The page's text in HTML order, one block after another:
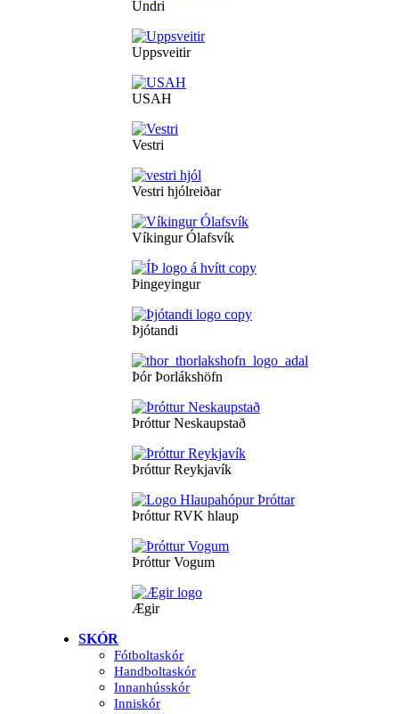
Undri
Uppsveitir
USAH
Vestri
Vestri hjólreiðar
Víkingur Ólafsvík
Þingeyingur
Þjótandi
Þór Þorlákshöfn
Þróttur Neskaupstað
Þróttur Reykjavík
Þróttur RVK hlaup
Þróttur Vogum
Ægir
SKÓR
Fótboltaskór
Handboltaskór
Innanhússkór
Inniskór